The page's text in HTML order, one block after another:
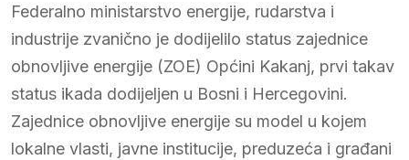
Federalno ministarstvo energije, rudarstva i
industrije zvanično je dodijelilo status zajednice
obnovljive energije (ZOE) Općini Kakanj, prvi takav
status ikada dodijeljen u Bosni i Hercegovini.
Zajednice obnovljive energije su model u kojem
lokalne vlasti, javne institucije, preduzeća i građani